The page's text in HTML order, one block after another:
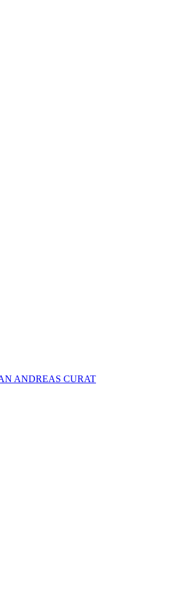
ANDREAS CURAT